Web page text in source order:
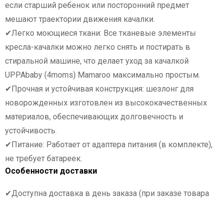
если старший ребенок или посторонний предмет
мешают траектории движения качалки.
✔Легко моющиеся ткани: Все тканевые элементы
кресла-качалки можно легко снять и постирать в
стиральной машине, что делает уход за качалкой
UPPAbaby (4moms) Mamaroo максимально простым.
✔Прочная и устойчивая конструкция: шезлонг для
новорожденных изготовлен из высококачественных
материалов, обеспечивающих долговечность и
устойчивость.
✔Питание: Работает от адаптера питания (в комплекте),
не требует батареек.
Особенности доставки
✔Доступна доставка в день заказа (при заказе товара